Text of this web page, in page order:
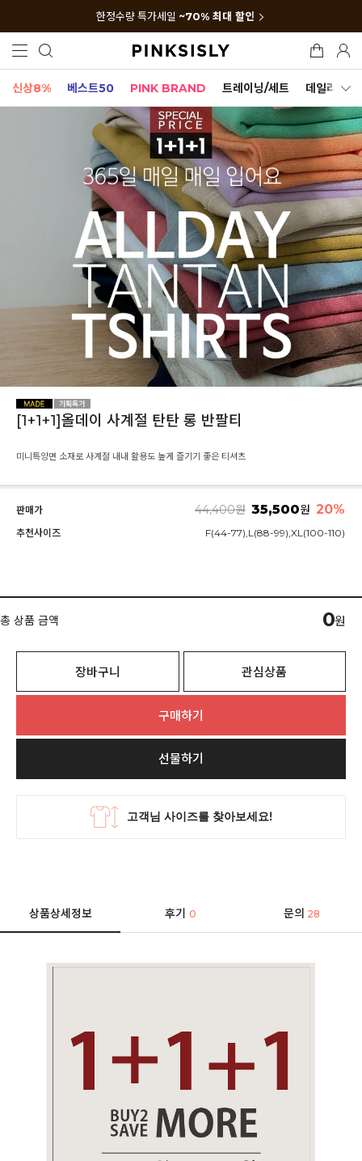
한정수량 특가세일 ~70% 최대 할인
신상8% 베스트50 PINK BRAND 트레이닝/세트 데일리세트
[1+1+1]올데이 사계절 탄탄 롱 반팔티
미니특양면 소재로 사계절 내내 활용도 높게 즐기기 좋은 티셔츠
판매가 44,400원 35,500원 20%
추천사이즈 F(44-77),L(88-99),XL(100-110)
총 상품 금액 0원
장바구니 관심상품
구매하기
선물하기
상품상세정보 후기0 문의 28